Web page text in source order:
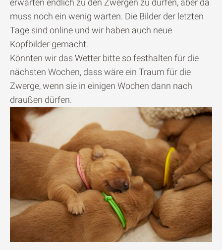
erwarten endlich zu den Zwergen zu dürfen, aber da
muss noch ein wenig warten. Die Bilder der letzten
Tage sind online und wir haben auch neue
Kopfbilder gemacht.
Könnten wir das Wetter bitte so festhalten für die
nächsten Wochen, dass wäre ein Traum für die
Zwerge, wenn sie in einigen Wochen dann nach
draußen dürfen.